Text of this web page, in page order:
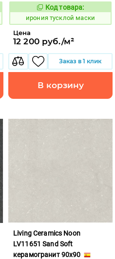
1107047
Код товара:
ирония тусклой маски
Цена
12 200 руб./м²
Заказ в 1 клик
В корзину
Living Ceramics Noon
LV11651 Sand Soft
керамогранит 90x90